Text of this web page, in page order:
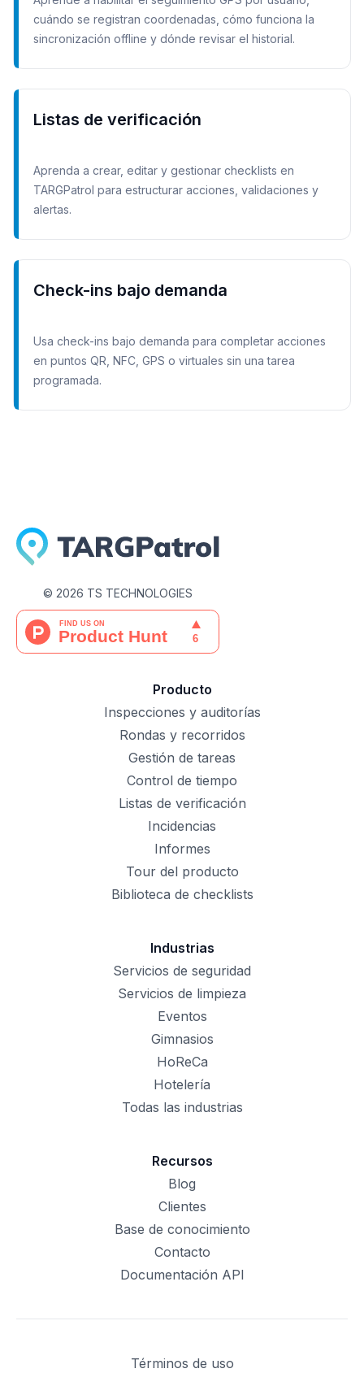
cuándo se registran coordenadas, cómo funciona la
sincronización offline y dónde revisar el historial.
Listas de verificación
Aprenda a crear, editar y gestionar checklists en
TARGPatrol para estructurar acciones, validaciones y
alertas.
Check-ins bajo demanda
Usa check-ins bajo demanda para completar acciones
en puntos QR, NFC, GPS o virtuales sin una tarea
programada.
© 2026 TS TECHNOLOGIES
Producto
Inspecciones y auditorías
Rondas y recorridos
Gestión de tareas
Control de tiempo
Listas de verificación
Incidencias
Informes
Tour del producto
Biblioteca de checklists
Industrias
Servicios de seguridad
Servicios de limpieza
Eventos
Gimnasios
HoReCa
Hotelería
Todas las industrias
Recursos
Blog
Clientes
Base de conocimiento
Contacto
Documentación API
Términos de uso